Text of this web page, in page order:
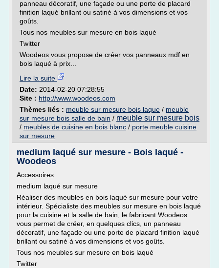
panneau décoratif, une façade ou une porte de placard
finition laqué brillant ou satiné à vos dimensions et vos
goûts.
Tous nos meubles sur mesure en bois laqué
Twitter
Woodeos vous propose de créer vos panneaux mdf en
bois laqué à prix...
Lire la suite
Date: 2014-02-20 07:28:55
Site : http://www.woodeos.com
Thèmes liés : meuble sur mesure bois laque / meuble
sur mesure bois salle de bain / meuble sur mesure bois
/ meubles de cuisine en bois blanc / porte meuble cuisine
sur mesure
medium laqué sur mesure - Bois laqué -
Woodeos
Accessoires
medium laqué sur mesure
Réaliser des meubles en bois laqué sur mesure pour votre
intérieur. Spécialiste des meubles sur mesure en bois laqué
pour la cuisine et la salle de bain, le fabricant Woodeos
vous permet de créer, en quelques clics, un panneau
décoratif, une façade ou une porte de placard finition laqué
brillant ou satiné à vos dimensions et vos goûts.
Tous nos meubles sur mesure en bois laqué
Twitter